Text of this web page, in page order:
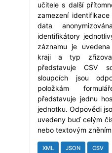
učitele s další
zamezení
data
identifikátory
záznamu je
kraji a typ
představuje CSV
sloupcích jsou
položkám
představuje jednu
jednotku. Odpovědi
uvedeny buď celým
nebo textovým
XML JSON CSV